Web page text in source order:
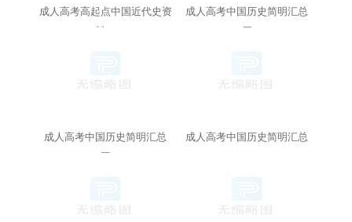
成人高考高起点中国近代史资
料一
成人高考中国历史简明汇总
（四）
成人高考中国历史简明汇总
（三）
成人高考中国历史简明汇总